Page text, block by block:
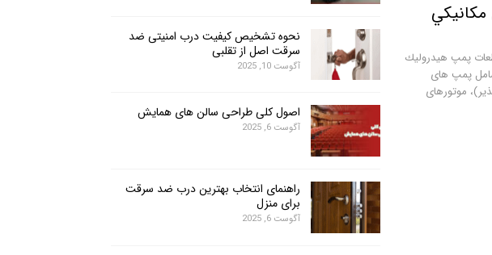
پمپ هيدروليك
پمپ های
موتورهای
نحوه تشخیص کیفیت درب امنیتی ضد
سرقت اصل از تقلبی
آگوست 10, 2025
اصول کلی طراحی سالن های همایش
آگوست 6, 2025
راهنمای انتخاب بهترین درب ضد سرقت
برای منزل
آگوست 6, 2025